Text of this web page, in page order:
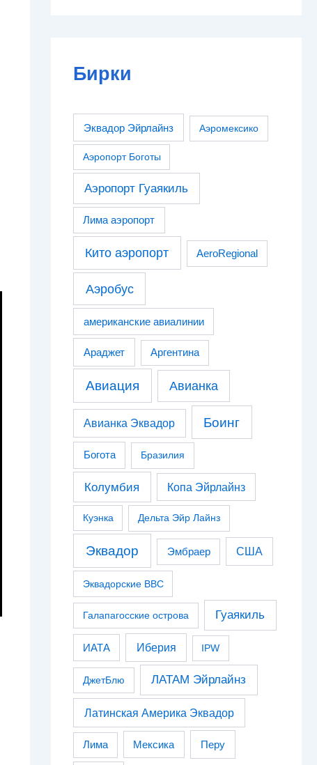
Бирки
Эквадор Эйрлайнз Аэромексико
Аэропорт Боготы
Аэропорт Гуаякиль
Лима аэропорт
Кито аэропорт AeroRegional
Аэробус
американские авиалинии
Араджет Аргентина
Авиация Авианка
Авианка Эквадор Боинг
Богота Бразилия
Колумбия Копа Эйрлайнз
Куэнка Дельта Эйр Лайнз
Эквадор Эмбраер США
Эквадорские ВВС
Галапагосские острова Гуаякиль
ИАТА Иберия IPW
ДжетБлю ЛАТАМ Эйрлайнз
Латинская Америка Эквадор
Лима Мексика Перу